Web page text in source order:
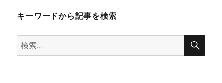
よ
う
★★★★
キーワードから記事を検索
検
索:
検